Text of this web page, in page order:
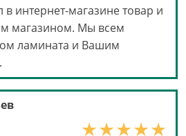
в интернет-магазине товар и
магазином. Мы всем
ламината и Вашим